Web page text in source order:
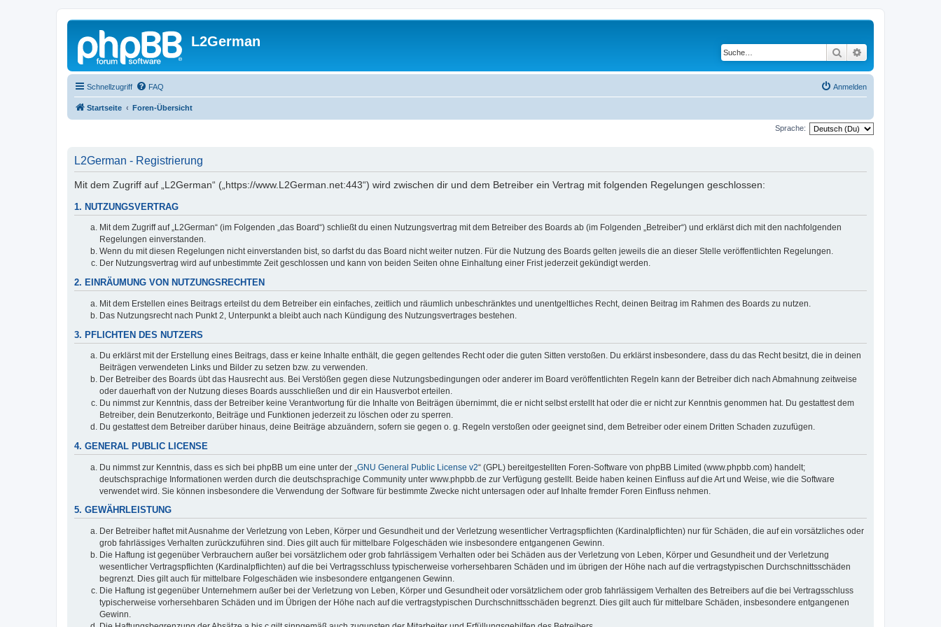
L2German
Suche
Schnellzugriff FAQ Anmelden
Startseite Foren-Übersicht
Sprache:
L2German - Registrierung
Mit dem Zugriff auf „L2German“ („https://www.L2German.net:443“) wird zwischen dir und dem Betreiber ein Vertrag mit folgenden Regelungen geschlossen:
1. NUTZUNGSVERTRAG
Mit dem Zugriff auf „L2German“ (im Folgenden „das Board“) schließt du einen Nutzungsvertrag mit dem Betreiber des Boards ab (im Folgenden „Betreiber“) und erklärst dich mit den nachfolgenden
Regelungen einverstanden.
Wenn du mit diesen Regelungen nicht einverstanden bist, so darfst du das Board nicht weiter nutzen. Für die Nutzung des Boards gelten jeweils die an dieser Stelle veröffentlichten Regelungen.
Der Nutzungsvertrag wird auf unbestimmte Zeit geschlossen und kann von beiden Seiten ohne Einhaltung einer Frist jederzeit gekündigt werden.
2. EINRÄUMUNG VON NUTZUNGSRECHTEN
Mit dem Erstellen eines Beitrags erteilst du dem Betreiber ein einfaches, zeitlich und räumlich unbeschränktes und unentgeltliches Recht, deinen Beitrag im Rahmen des Boards zu nutzen.
Das Nutzungsrecht nach Punkt 2, Unterpunkt a bleibt auch nach Kündigung des Nutzungsvertrages bestehen.
3. PFLICHTEN DES NUTZERS
Du erklärst mit der Erstellung eines Beitrags, dass er keine Inhalte enthält, die gegen geltendes Recht oder die guten Sitten verstoßen. Du erklärst insbesondere, dass du das Recht besitzt, die in deinen
Beiträgen verwendeten Links und Bilder zu setzen bzw. zu verwenden.
Der Betreiber des Boards übt das Hausrecht aus. Bei Verstößen gegen diese Nutzungsbedingungen oder anderer im Board veröffentlichten Regeln kann der Betreiber dich nach Abmahnung zeitweise
oder dauerhaft von der Nutzung dieses Boards ausschließen und dir ein Hausverbot erteilen.
Du nimmst zur Kenntnis, dass der Betreiber keine Verantwortung für die Inhalte von Beiträgen übernimmt, die er nicht selbst erstellt hat oder die er nicht zur Kenntnis genommen hat. Du gestattest dem
Betreiber, dein Benutzerkonto, Beiträge und Funktionen jederzeit zu löschen oder zu sperren.
Du gestattest dem Betreiber darüber hinaus, deine Beiträge abzuändern, sofern sie gegen o. g. Regeln verstoßen oder geeignet sind, dem Betreiber oder einem Dritten Schaden zuzufügen.
4. GENERAL PUBLIC LICENSE
Du nimmst zur Kenntnis, dass es sich bei phpBB um eine unter der „ GNU General Public License v2“ (GPL) bereitgestellten Foren-Software von phpBB Limited (www.phpbb.com) handelt;
deutschsprachige Informationen werden durch die deutschsprachige Community unter www.phpbb.de zur Verfügung gestellt. Beide haben keinen Einfluss auf die Art und Weise, wie die Software
verwendet wird. Sie können insbesondere die Verwendung der Software für bestimmte Zwecke nicht untersagen oder auf Inhalte fremder Foren Einfluss nehmen.
5. GEWÄHRLEISTUNG
Der Betreiber haftet mit Ausnahme der Verletzung von Leben, Körper und Gesundheit und der Verletzung wesentlicher Vertragspflichten (Kardinalpflichten) nur für Schäden, die auf ein vorsätzliches oder
grob fahrlässiges Verhalten zurückzuführen sind. Dies gilt auch für mittelbare Folgeschäden wie insbesondere entgangenen Gewinn.
Die Haftung ist gegenüber Verbrauchern außer bei vorsätzlichem oder grob fahrlässigem Verhalten oder bei Schäden aus der Verletzung von Leben, Körper und Gesundheit und der Verletzung
wesentlicher Vertragspflichten (Kardinalpflichten) auf die bei Vertragsschluss typischerweise vorhersehbaren Schäden und im übrigen der Höhe nach auf die vertragstypischen Durchschnittsschäden
begrenzt. Dies gilt auch für mittelbare Folgeschäden wie insbesondere entgangenen Gewinn.
Die Haftung ist gegenüber Unternehmern außer bei der Verletzung von Leben, Körper und Gesundheit oder vorsätzlichem oder grob fahrlässigem Verhalten des Betreibers auf die bei Vertragsschluss
typischerweise vorhersehbaren Schäden und im Übrigen der Höhe nach auf die vertragstypischen Durchschnittsschäden begrenzt. Dies gilt auch für mittelbare Schäden, insbesondere entgangenen
Gewinn.